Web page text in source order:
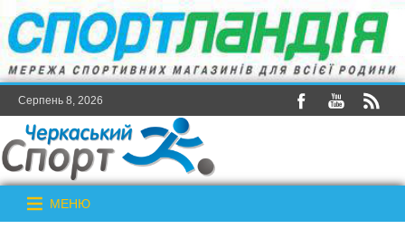
Серпень 8, 2026
МЕНЮ